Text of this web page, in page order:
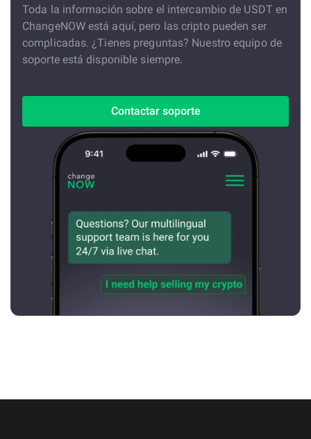
Toda la información sobre el intercambio de USDT en
ChangeNOW está aquí, pero las cripto pueden ser
complicadas. ¿Tienes preguntas? Nuestro equipo de
soporte está disponible siempre.
Contactar soporte